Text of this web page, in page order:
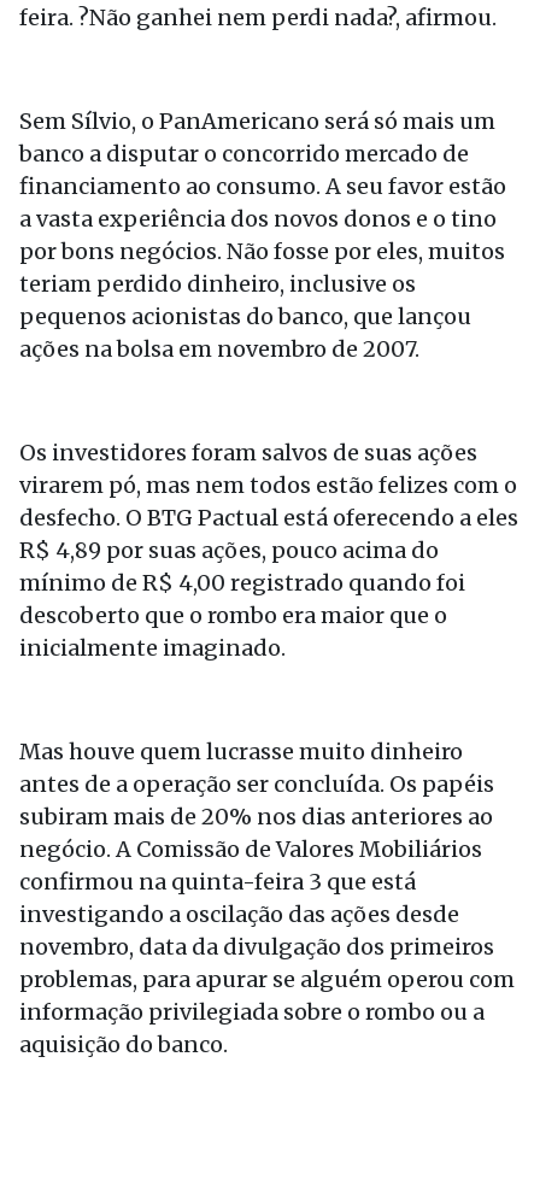
feira. ?Não ganhei nem perdi nada?, afirmou.
Sem Sílvio, o PanAmericano será só mais um
banco a disputar o concorrido mercado de
financiamento ao consumo. A seu favor estão
a vasta experiência dos novos donos e o tino
por bons negócios. Não fosse por eles, muitos
teriam perdido dinheiro, inclusive os
pequenos acionistas do banco, que lançou
ações na bolsa em novembro de 2007.
Os investidores foram salvos de suas ações
virarem pó, mas nem todos estão felizes com o
desfecho. O BTG Pactual está oferecendo a eles
R$ 4,89 por suas ações, pouco acima do
mínimo de R$ 4,00 registrado quando foi
descoberto que o rombo era maior que o
inicialmente imaginado.
Mas houve quem lucrasse muito dinheiro
antes de a operação ser concluída. Os papéis
subiram mais de 20% nos dias anteriores ao
negócio. A Comissão de Valores Mobiliários
confirmou na quinta-feira 3 que está
investigando a oscilação das ações desde
novembro, data da divulgação dos primeiros
problemas, para apurar se alguém operou com
informação privilegiada sobre o rombo ou a
aquisição do banco.